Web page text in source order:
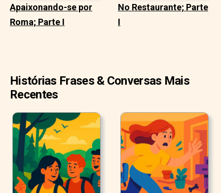
Apaixonando-se por
Roma; Parte I
No Restaurante; Parte
I
Histórias Frases & Conversas Mais
Recentes